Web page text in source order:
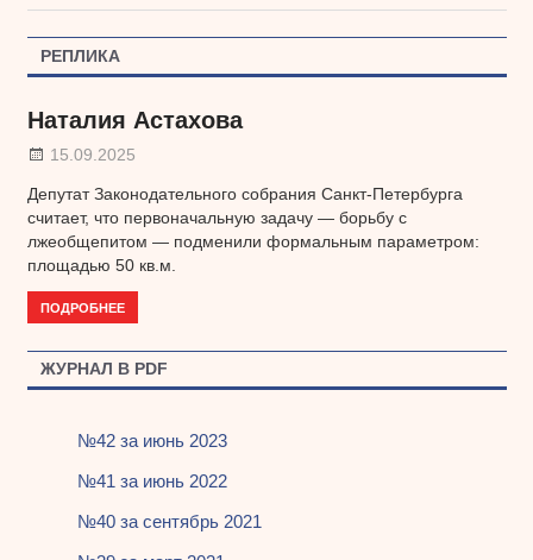
записям
РЕПЛИКА
Наталия Астахова
15.09.2025
Депутат Законодательного собрания Санкт-Петербурга
считает, что первоначальную задачу — борьбу с
лжеобщепитом — подменили формальным параметром:
площадью 50 кв.м.
ПОДРОБНЕЕ
ЖУРНАЛ В PDF
№42 за июнь 2023
№41 за июнь 2022
№40 за сентябрь 2021